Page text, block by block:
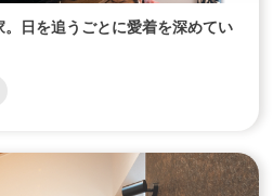
日を追うごとに愛着を深めてい